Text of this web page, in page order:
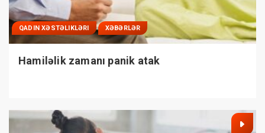
QADIN XƏSTƏLIKLƏRI XƏBƏRLƏR
Hamiləlik zamanı panik atak